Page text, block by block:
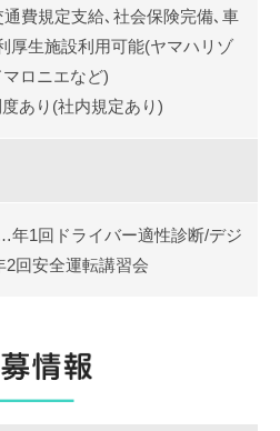
費規定支給､社会保険完備､車
厚生施設利用可能(ヤマハリゾ
ロニエなど)
あり(社内規定あり)
年1回ドライバー適性診断/デジ
2回安全運転講習会